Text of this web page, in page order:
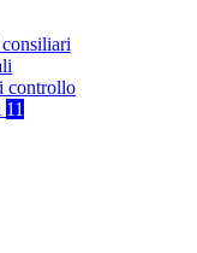
controllo
11